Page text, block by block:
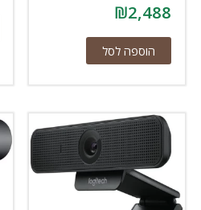
₪2,488
הוספה לסל